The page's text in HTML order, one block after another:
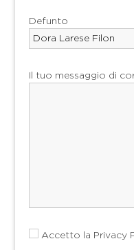
Defunto
Il tuo messaggio di
Accetto la Privacy